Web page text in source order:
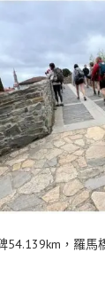
54.139km，羅馬